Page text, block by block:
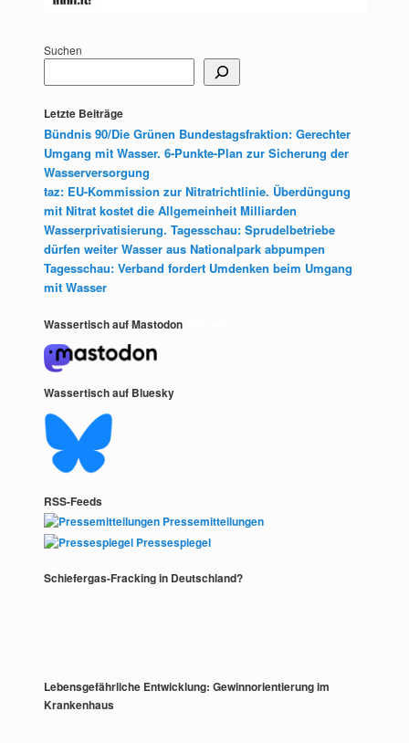
Suchen
Letzte Beiträge
Bündnis 90/Die Grünen Bundestagsfraktion: Gerechter
Umgang mit Wasser. 6-Punkte-Plan zur Sicherung der
Wasserversorgung
taz: EU-Kommission zur Nitratrichtlinie. Überdüngung
mit Nitrat kostet die Allgemeinheit Milliarden
Wasserprivatisierung. Tagesschau: Sprudelbetriebe
dürfen weiter Wasser aus Nationalpark abpumpen
Tagesschau: Verband fordert Umdenken beim Umgang
mit Wasser
Wassertisch auf Mastodon
Wassertisch auf Bluesky
RSS-Feeds
Pressemitteilungen
Pressespiegel
Schiefergas-Fracking in Deutschland?
Lebensgefährliche Entwicklung: Gewinnorientierung im
Krankenhaus